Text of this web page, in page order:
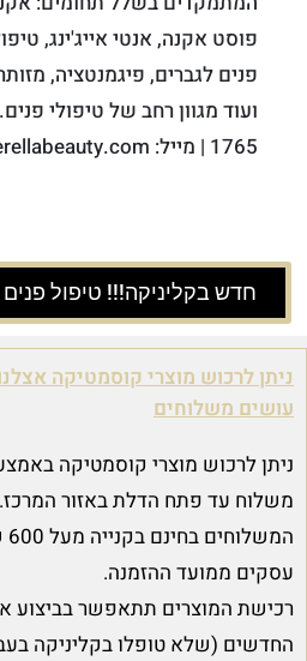
פוסט אקנה, אנטי אייג'ינג,
פנים לגברים, פיגמנטציה,
1765 | מייל: clinic@thecinderellabeauty.com
חדש בקליניקה!!! טיפול
ניתן לרכוש מוצרי קוסמטיקה
עושים משלוחים
ניתן לרכוש מוצרי קוסמטיקה
משלוח עד פתח הדלת באזור המרכז.
עסקים ממועד ההזמנה.
רכישת המוצרים תתאפשר בביצוע
החדשים (שלא טופלו בקליניקה